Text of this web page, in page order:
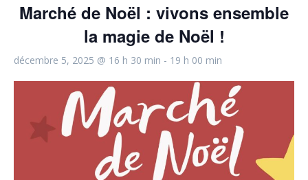
Marché de Noël : vivons ensemble
la magie de Noël !
décembre 5, 2025 @ 16 h 30 min - 19 h 00 min